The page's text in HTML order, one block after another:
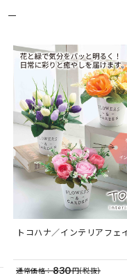
トコハナ／インテリアフェ
通常価格：830円(税抜)